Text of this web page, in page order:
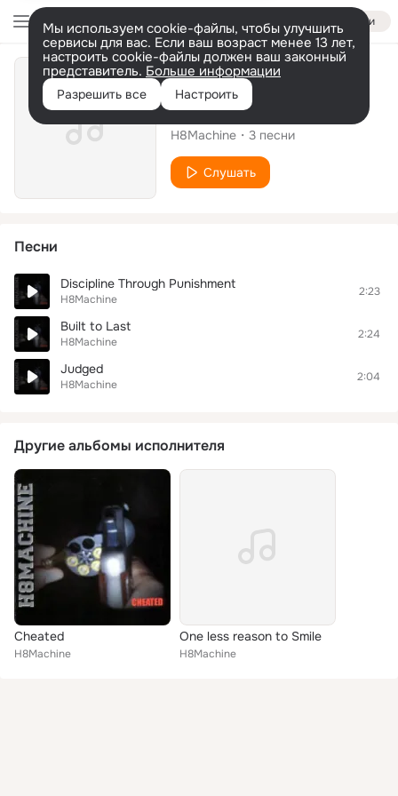
Войти
Мы используем cookie-файлы, чтобы улучшить
сервисы для вас. Если ваш возраст менее 13 лет,
настроить cookie-файлы должен ваш законный
представитель. Больше информации
Разрешить все Настроить
Альбом
Hardcore for Life
H8Machine 3 песни
Слушать
Песни
Discipline Through Punishment
H8Machine
2:23
Built to Last
H8Machine
2:24
Judged
H8Machine
2:04
Другие альбомы исполнителя
Cheated
H8Machine
One less reason to Smile
H8Machine